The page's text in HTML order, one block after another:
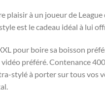
plaisir à un joueur de League
est le cadeau idéal à lui
pour boire sa boisson
préféré. Contenance 400
stylé à porter sur tous vos